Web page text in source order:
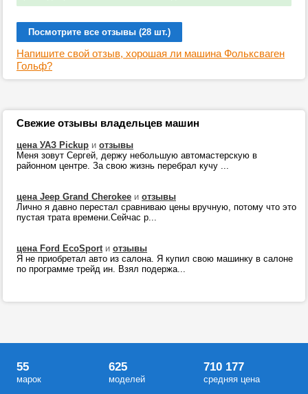
Посмотрите все отзывы (28 шт.)
Напишите свой отзыв, хорошая ли машина Фольксваген
Гольф?
Свежие отзывы владельцев машин
цена УАЗ Pickup и отзывы
Меня зовут Сергей, держу небольшую автомастерскую в
районном центре. За свою жизнь перебрал кучу ...
цена Jeep Grand Cherokee и отзывы
Лично я давно перестал сравниваю цены вручную, потому что это
пустая трата времени.Сейчас р...
цена Ford EcoSportи отзывы
Я не приобретал авто из салона. Я купил свою машинку в салоне
по программе трейд ин. Взял подержа...
55
марок
625
моделей
710 177
средняя цена